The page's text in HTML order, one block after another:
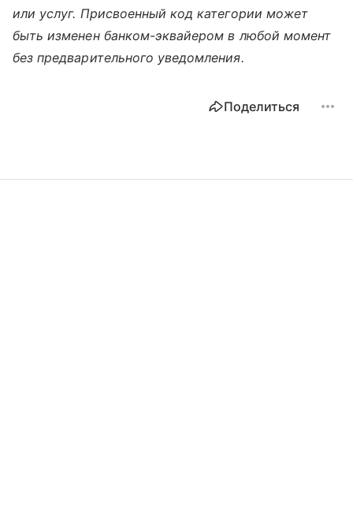
или услуг. Присвоенный код категории может
быть изменен банком-эквайером в любой момент
без предварительного уведомления.
Поделиться